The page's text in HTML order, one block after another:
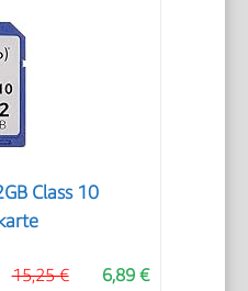
Class 10
6,89 €
15,25 €